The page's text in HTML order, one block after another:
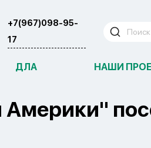
+7(967)098-95-
17
ДЛА НАШИ